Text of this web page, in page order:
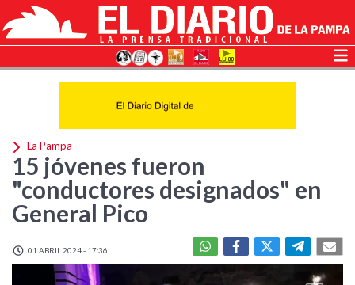
La Pampa
15 jóvenes fueron
"conductores designados" en
General Pico
01 ABRIL 2024 - 17:36